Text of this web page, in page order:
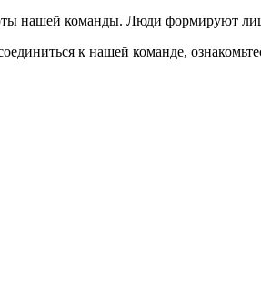
нашей команды. Люди формируют
к нашей команде,